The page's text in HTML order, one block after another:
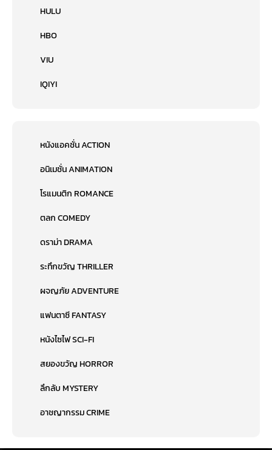
HULU
HBO
VIU
IQIYI
หนังแอคชั่น ACTION
อนิเมชั่น ANIMATION
โรแมนติก ROMANCE
ตลก COMEDY
ดราม่า DRAMA
ระทึกขวัญ THRILLER
ผจญภัย ADVENTURE
แฟนตาซี FANTASY
หนังไซไฟ SCI-FI
สยองขวัญ HORROR
ลึกลับ MYSTERY
อาชญากรรม CRIME